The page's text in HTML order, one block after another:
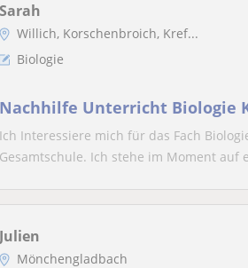
Sarah
Willich, Korschenbroich, Kref...
Biologie
Nachhilfe Unterricht Biologie
Ich Interessiere mich für das Fach
Gesamtschule. Ich stehe im Moment auf
Julien
Mönchengladbach